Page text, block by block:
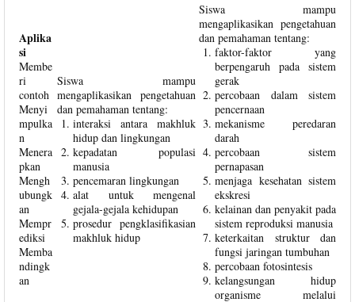
Aplika
si
Membe
ri
contoh
Menyi
mpulka
n
Menera
pkan
Mengh
ubungk
an
Mempr
ediksi
Memba
ndingk
an
Siswa mampu
mengaplikasikan pengetahuan
dan pemahaman tentang:
interaksi antara makhluk
hidup dan lingkungan
kepadatan populasi
manusia
pencemaran lingkungan
alat untuk mengenal
gejala-gejala kehidupan
prosedur pengklasifikasian
makhluk hidup
Siswa mampu
mengaplikasikan pengetahuan
dan pemahaman tentang:
faktor-faktor yang
berpengaruh pada sistem
gerak
percobaan dalam sistem
pencernaan
mekanisme peredaran
darah
percobaan sistem
pernapasan
menjaga kesehatan sistem
ekskresi
kelainan dan penyakit pada
sistem reproduksi manusia
keterkaitan struktur dan
fungsi jaringan tumbuhan
percobaan fotosintesis
kelangsungan hidup
organisme melalui